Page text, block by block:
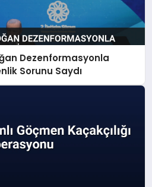
Dezenformasyonla
Sorunu Saydı